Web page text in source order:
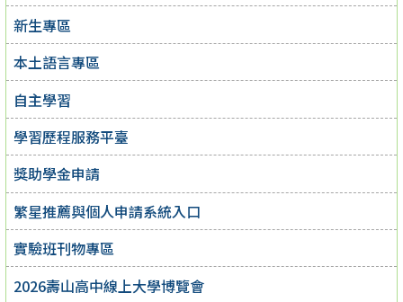
新生專區
本土語言專區
自主學習
學習歷程服務平臺
獎助學金申請
繁星推薦與個人申請系統入口
實驗班刊物專區
2026壽山高中線上大學博覽會